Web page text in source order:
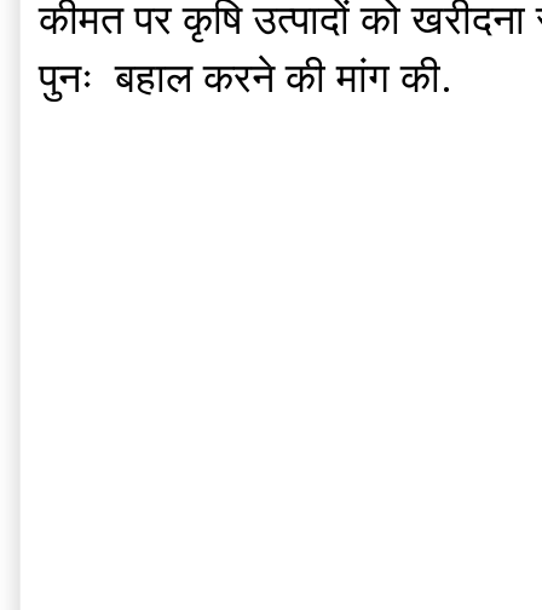
कीमत पर कृषि उत्पादों को
पुनः बहाल करने की मांग की.